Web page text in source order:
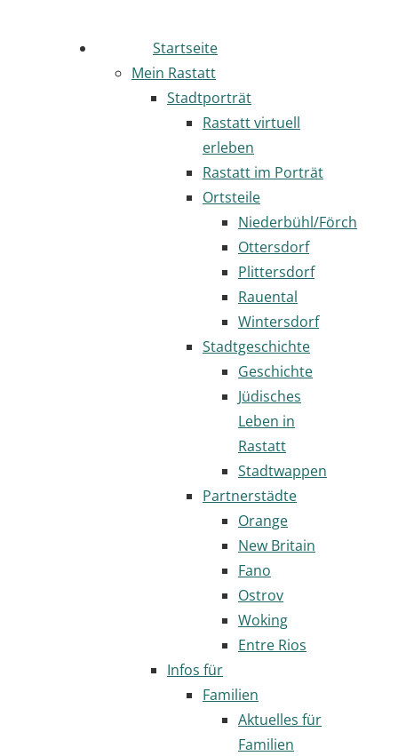
Startseite
Mein Rastatt
Stadtporträt
Rastatt virtuell
erleben
Rastatt im Porträt
Ortsteile
Niederbühl/Förch
Ottersdorf
Plittersdorf
Rauental
Wintersdorf
Stadtgeschichte
Geschichte
Jüdisches
Leben in
Rastatt
Stadtwappen
Partnerstädte
Orange
New Britain
Fano
Ostrov
Woking
Entre Rios
Infos für
Familien
Aktuelles für
Familien